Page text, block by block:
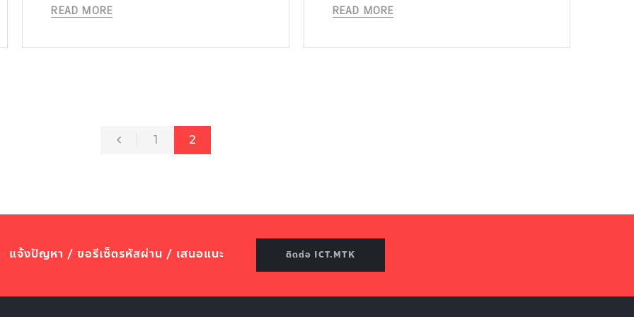
READ MORE READ MORE
1 2
แจ้งปัญหา / ขอรีเซ็ตรหัสผ่าน / เสนอแนะ ติดต่อ ICT.MTK